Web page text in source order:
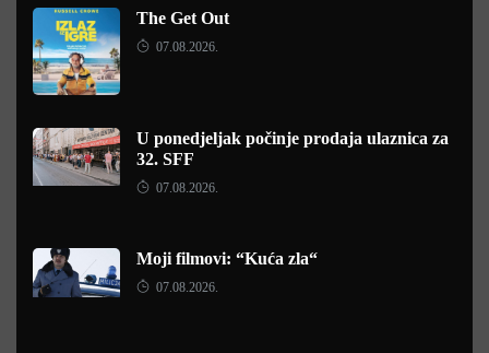
The Get Out
07.08.2026.
U ponedjeljak počinje prodaja ulaznica za
32. SFF
07.08.2026.
Moji filmovi: “Kuća zla“
07.08.2026.